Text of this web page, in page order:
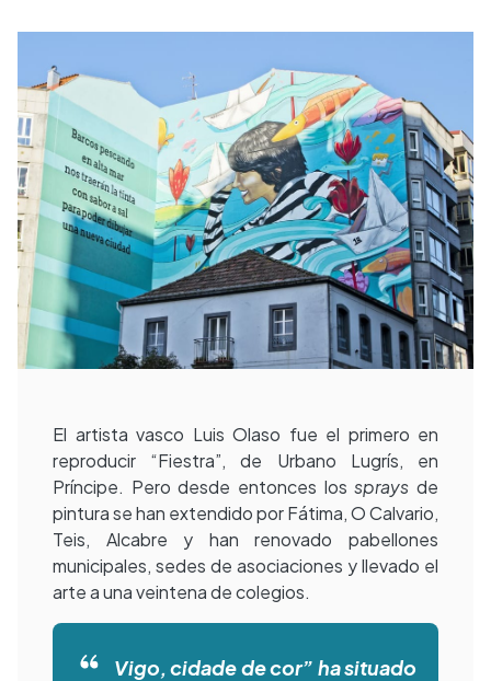
El artista vasco Luis Olaso fue el primero en
reproducir “Fiestra”, de Urbano Lugrís, en
Príncipe. Pero desde entonces lossprays de
pintura se han extendido por Fátima, O Calvario,
Teis, Alcabre y han renovado pabellones
municipales, sedes de asociaciones y llevado el
arte a una veintena de colegios.
Vigo, cidade de cor” ha situado